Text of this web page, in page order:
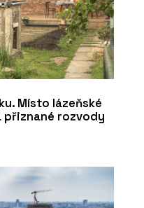
Místo lázeňské
přiznané rozvody